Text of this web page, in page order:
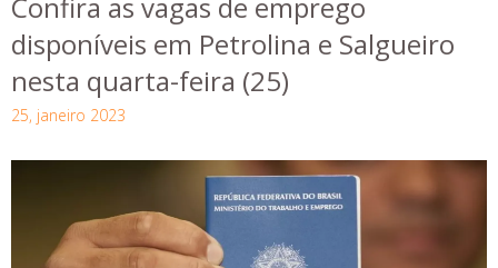
disponíveis em Petrolina e Salgueiro
nesta quarta-feira (25)
25, janeiro 2023